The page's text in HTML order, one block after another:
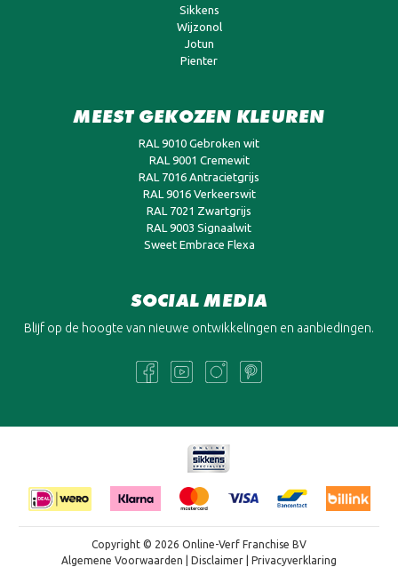
Sikkens
Wijzonol
Jotun
Pienter
MEEST GEKOZEN KLEUREN
RAL 9010 Gebroken wit
RAL 9001 Cremewit
RAL 7016 Antracietgrijs
RAL 9016 Verkeerswit
RAL 7021 Zwartgrijs
RAL 9003 Signaalwit
Sweet Embrace Flexa
SOCIAL MEDIA
Blijf op de hoogte van nieuwe ontwikkelingen en aanbiedingen.
Copyright © 2026 Online-Verf Franchise BV
Algemene Voorwaarden
Disclaimer Privacyverklaring